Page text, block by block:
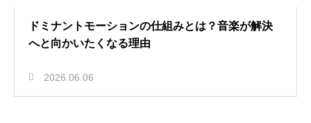
ドミナントモーションの仕組みとは？音楽が解決
へと向かいたくなる理由
2026.06.06